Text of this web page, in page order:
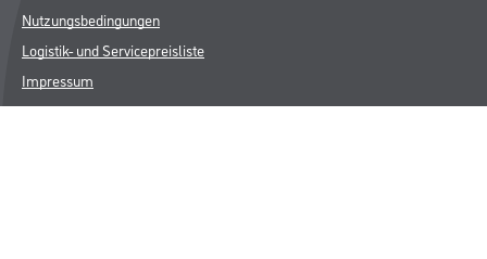
Nutzungsbedingungen
Logistik- und Servicepreisliste
Impressum
Datenschutz